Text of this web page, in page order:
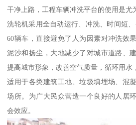
干净上路，工程车辆冲洗平台的使用是尤
洗轮机采用全自动运行、冲洗、时间短
60辆车，直接避免了人为因素对冲洗效
泥沙和扬尘，大地减少了对城市道路、
提高城市形象，改善空气质量，循环用水
适用于各类建筑工地、垃圾填埋场、混
场所。为广大民众营造一个良好的人居
会效应。